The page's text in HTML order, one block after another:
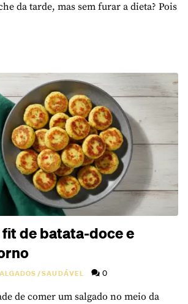
da tarde, mas sem furar a dieta? Pois
de batata-doce e
/SAUDÁVEL 0
de comer um salgado no meio da